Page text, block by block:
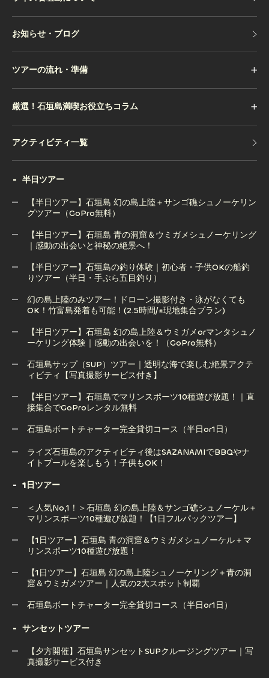
お知らせ・ブログ
ツアーの流れ・準備
厳選！石垣島満喫お役立ちコラム
アクティビティ一覧
半日ツアー
【半日ツアー】石垣島 幻の島上陸＋サンゴ礁シュノーケリン
グツアー（GoPro無料）
【半日ツアー】石垣島 幻の島上陸＋サンゴ礁シュノーケリン
グツアー（GoPro無料）
【半日ツアー】石垣島 青の洞窟＆ウミガメシュノーケリング
｜感動の出会いと神秘の絶景へ！
【半日ツアー】石垣島 青の洞窟＆ウミガメシュノーケリング
【半日ツアー】石垣島の釣り体験｜初心者・子供OKの船釣
りツアー（半日・手ぶら五目釣り）
【半日ツアー】石垣島の釣り体験｜初心者・子供OKの船釣
幻の島上陸のみツアー！ドローン撮影付き・泳がなくても
OK！竹富島発着も可能！(2.5時間/※現地集合プラン)
幻の島上陸のみツアー！ドローン撮影付き・泳がなくても
【半日ツアー】石垣島 幻の島上陸＆ウミガメorマンタシュノ
ーケリング体験｜感動の出会いを！（GoPro無料）
【半日ツアー】石垣島 幻の島上陸＆ウミガメorマンタシュノ
石垣島サップ（SUP）ツアー｜透明な海で楽しむ絶景アクテ
ィビティ【写真撮影サービス付き】
石垣島サップ（SUP）ツアー｜透明な海で楽しむ絶景アクテ
【半日ツアー】石垣島でマリンスポーツ10種遊び放題！｜直
接集合でGoProレンタル無料
接集合でGoProレンタル無料
石垣島ボートチャーター完全貸切コース（半日or1日）
石垣島ボートチャーター完全貸切コース（半日or1日）
ライズ石垣島のアクティビティ後はSAZANAMIでBBQやナ
イトプールを楽しもう！子供もOK！
イトプールを楽しもう！子供もOK！
1日ツアー
＜人気No,1！＞石垣島 幻の島上陸＆サンゴ礁シュノーケル＋
マリンスポーツ10種遊び放題！【1日フルパックツアー】
＜人気No,1！＞石垣島 幻の島上陸＆サンゴ礁シュノーケル＋
【1日ツアー】石垣島 青の洞窟＆ウミガメシュノーケル＋マ
リンスポーツ10種遊び放題！
【1日ツアー】石垣島 青の洞窟＆ウミガメシュノーケル＋マ
【1日ツアー】石垣島 幻の島上陸シュノーケリング＋青の洞
窟＆ウミガメツアー｜人気の2大スポット制覇
窟＆ウミガメツアー｜人気の2大スポット制覇
石垣島ボートチャーター完全貸切コース（半日or1日）
石垣島ボートチャーター完全貸切コース（半日or1日）
サンセットツアー
【夕方開催】石垣島サンセットSUPクルージングツアー｜写
真撮影サービス付き